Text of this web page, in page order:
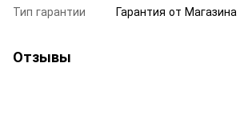
Тип гарантии
Гарантия от Магазина
Отзывы